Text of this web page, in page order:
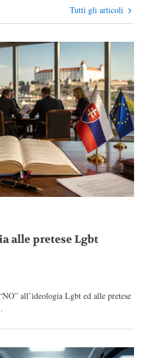
Tutti gli articoli
alle pretese Lgbt
all’ideologia Lgbt ed alle pretese